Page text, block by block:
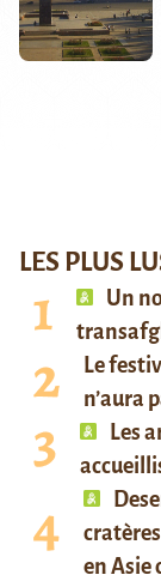
LES PLUS
Un
Le
n’aura
Les
en Asie